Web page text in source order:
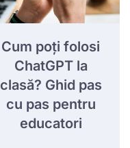
Cum poți folosi
ChatGPT la
clasă? Ghid pas
cu pas pentru
educatori